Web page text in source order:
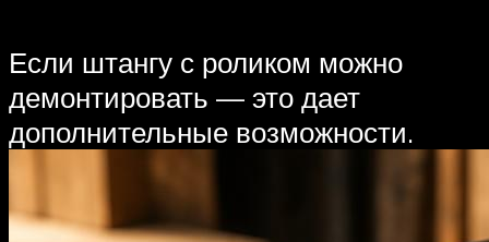
Если штангу с роликом можно
демонтировать — это дает
дополнительные возможности.